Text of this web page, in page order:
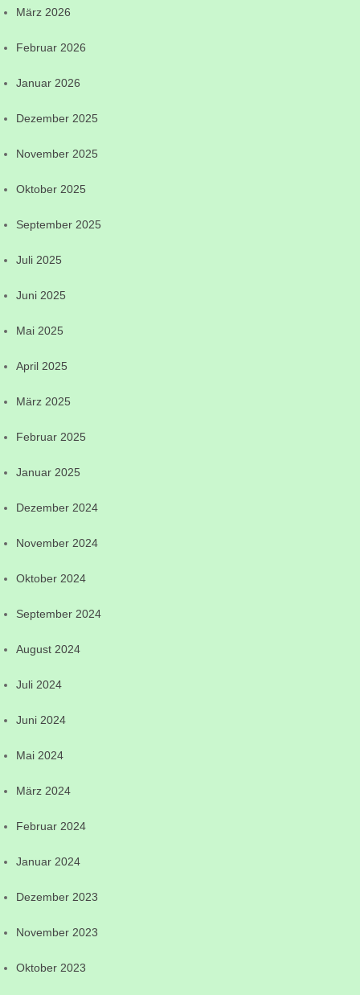
März 2026
Februar 2026
Januar 2026
Dezember 2025
November 2025
Oktober 2025
September 2025
Juli 2025
Juni 2025
Mai 2025
April 2025
März 2025
Februar 2025
Januar 2025
Dezember 2024
November 2024
Oktober 2024
September 2024
August 2024
Juli 2024
Juni 2024
Mai 2024
März 2024
Februar 2024
Januar 2024
Dezember 2023
November 2023
Oktober 2023